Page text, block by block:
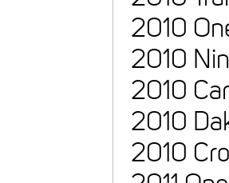
2010
2010
2010
2010
2010